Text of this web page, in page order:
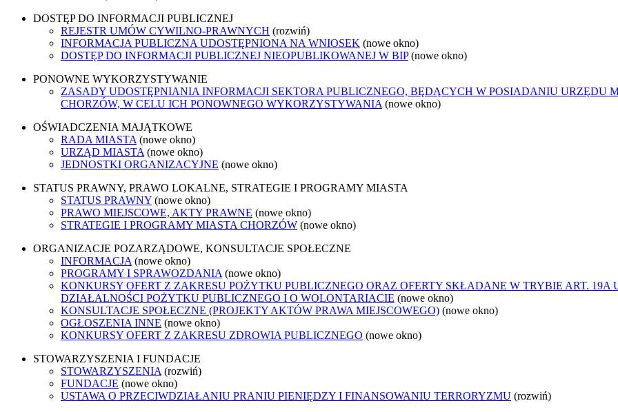
DOSTĘP DO INFORMACJI PUBLICZNEJ
REJESTR UMÓW CYWILNO-PRAWNYCH (rozwiń)
INFORMACJA PUBLICZNA UDOSTĘPNIONA NA WNIOSEK (nowe okno)
DOSTĘP DO INFORMACJI PUBLICZNEJ NIEOPUBLIKOWANEJ W BIP (nowe okno)
PONOWNE WYKORZYSTYWANIE
ZASADY UDOSTĘPNIANIA INFORMACJI SEKTORA PUBLICZNEGO, BĘDĄCYCH W POSIADANIU URZĘDU
CHORZÓW, W CELU ICH PONOWNEGO WYKORZYSTYWANIA (nowe okno)
OŚWIADCZENIA MAJĄTKOWE
RADA MIASTA (nowe okno)
URZĄD MIASTA (nowe okno)
JEDNOSTKI ORGANIZACYJNE (nowe okno)
STATUS PRAWNY, PRAWO LOKALNE, STRATEGIE I PROGRAMY MIASTA
STATUS PRAWNY (nowe okno)
PRAWO MIEJSCOWE, AKTY PRAWNE (nowe okno)
STRATEGIE I PROGRAMY MIASTA CHORZÓW (nowe okno)
ORGANIZACJE POZARZĄDOWE, KONSULTACJE SPOŁECZNE
INFORMACJA (nowe okno)
PROGRAMY I SPRAWOZDANIA (nowe okno)
KONKURSY OFERT Z ZAKRESU POŻYTKU PUBLICZNEGO ORAZ OFERTY SKŁADANE W TRYBIE ART. 19A
DZIAŁALNOŚCI POŻYTKU PUBLICZNEGO I O WOLONTARIACIE (nowe okno)
KONSULTACJE SPOŁECZNE (PROJEKTY AKTÓW PRAWA MIEJSCOWEGO) (nowe okno)
OGŁOSZENIA INNE (nowe okno)
KONKURSY OFERT Z ZAKRESU ZDROWIA PUBLICZNEGO (nowe okno)
STOWARZYSZENIA I FUNDACJE
STOWARZYSZENIA (rozwiń)
FUNDACJE (nowe okno)
USTAWA O PRZECIWDZIAŁANIU PRANIU PIENIĘDZY I FINANSOWANIU TERRORYZMU (rozwiń)